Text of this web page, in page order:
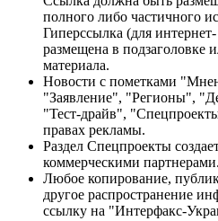
полного либо частичного
Гиперссылка (для
размещена в подзаголовке
материала.
Новости с пометками
"Заявление", "Регионы",
"Тест-драйв",
правах рекламы.
Раздел Спецпроекты
коммерческими партнерами.
Любое копирование,
другое распространение
ссылку на "Интерфакс-